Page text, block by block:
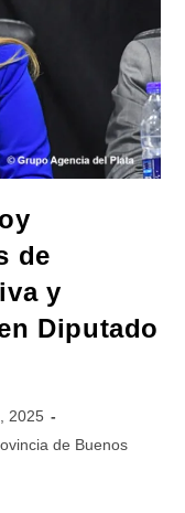
de
y
Diputado
2025
de Buenos